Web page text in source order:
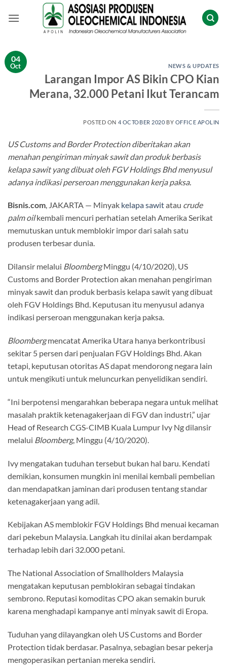
04
Oct NEWS & UPDATES
Larangan Impor AS Bikin CPO Kian
Merana, 32.000 Petani Ikut Terancam
POSTED ON 4 OCTOBER 2020 BY OFFICE APOLIN
US Customs and Border Protection diberitakan akan
menahan pengiriman minyak sawit dan produk berbasis
kelapa sawit yang dibuat oleh FGV Holdings Bhd menyusul
adanya indikasi perseroan menggunakan kerja paksa.
Bisnis.com, JAKARTA — Minyak kelapa sawitatau crude
palm oilkembali mencuri perhatian setelah Amerika Serikat
memutuskan untuk memblokir impor dari salah satu
produsen terbesar dunia.
Dilansir melalui BloombergMinggu (4/10/2020), US
Customs and Border Protection akan menahan pengiriman
minyak sawit dan produk berbasis kelapa sawit yang dibuat
oleh FGV Holdings Bhd. Keputusan itu menyusul adanya
indikasi perseroan menggunakan kerja paksa.
Bloombergmencatat Amerika Utara hanya berkontribusi
sekitar 5 persen dari penjualan FGV Holdings Bhd. Akan
tetapi, keputusan otoritas AS dapat mendorong negara lain
untuk mengikuti untuk meluncurkan penyelidikan sendiri.
“Ini berpotensi mengarahkan beberapa negara untuk melihat
masalah praktik ketenagakerjaan di FGV dan industri,” ujar
Head of Research CGS-CIMB Kuala Lumpur Ivy Ng dilansir
melalui Bloomberg, Minggu (4/10/2020).
Ivy mengatakan tuduhan tersebut bukan hal baru. Kendati
demikian, konsumen mungkin ini menilai kembali pembelian
dan mendapatkan jaminan dari produsen tentang standar
ketenagakerjaan yang adil.
Kebijakan AS memblokir FGV Holdings Bhd menuai kecaman
dari pekebun Malaysia. Langkah itu dinilai akan berdampak
terhadap lebih dari 32.000 petani.
The National Association of Smallholders Malaysia
mengatakan keputusan pemblokiran sebagai tindakan
sembrono. Reputasi komoditas CPO akan semakin buruk
karena menghadapi kampanye anti minyak sawit di Eropa.
Tuduhan yang dilayangkan oleh US Customs and Border
Protection tidak berdasar. Pasalnya, sebagian besar pekerja
mengoperasikan pertanian mereka sendiri.